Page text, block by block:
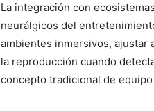
La integración con
neurálgicos del
ambientes inmersivos, ajustar
la reproducción cuando
concepto tradicional de